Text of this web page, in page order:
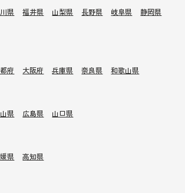
県 福井県 山梨県 長野県 岐阜県
静岡県
府 大阪府 兵庫県 奈良県 和歌山県
県 広島県 山口県
県 高知県